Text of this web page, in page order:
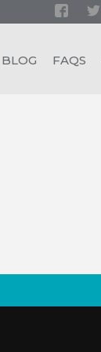
BLOG FAQS